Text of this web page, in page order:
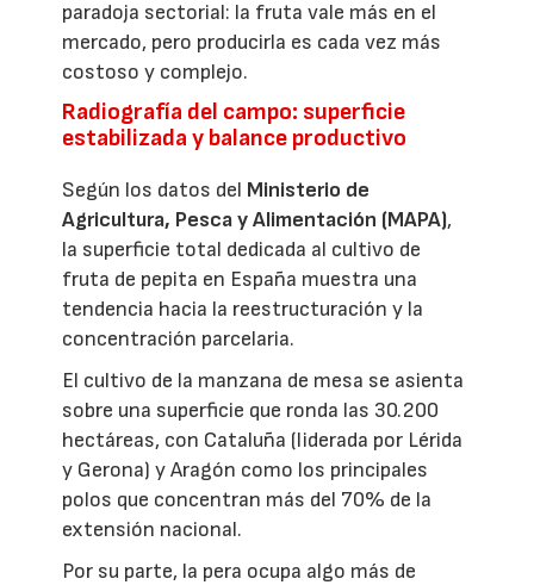
paradoja sectorial: la fruta vale más en el
mercado, pero producirla es cada vez más
costoso y complejo.
Radiografía del campo: superficie
estabilizada y balance productivo
Según los datos del Ministerio de
Agricultura, Pesca y Alimentación (MAPA),
la superficie total dedicada al cultivo de
fruta de pepita en España muestra una
tendencia hacia la reestructuración y la
concentración parcelaria.
El cultivo de la manzana de mesa se asienta
sobre una superficie que ronda las 30.200
hectáreas, con Cataluña (liderada por Lérida
y Gerona) y Aragón como los principales
polos que concentran más del 70% de la
extensión nacional.
Por su parte, la pera ocupa algo más de